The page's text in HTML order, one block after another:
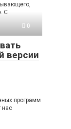
С
0
версии
программ
нас